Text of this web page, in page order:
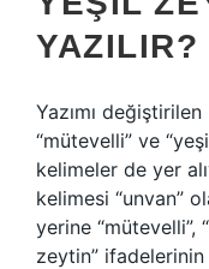
YAZILIR?
Yazımı değiştirilen
“mütevelli” ve
kelimeler de yer
kelimesi “unvan”
yerine “mütevelli”,
zeytin” ifadelerinin